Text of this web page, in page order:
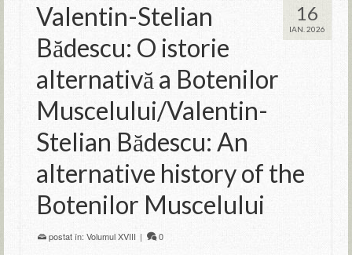
16
IAN. 2026
Valentin-Stelian
Bădescu: O istorie
alternativă a Botenilor
Muscelului/Valentin-
Stelian Bădescu: An
alternative history of the
Botenilor Muscelului
postat în: Volumul XVIII | 0